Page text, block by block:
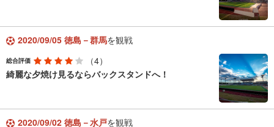
2020/09/05 徳島－群馬を観戦
総合評価
（4）
綺麗な夕焼け見るならバックスタンドへ！
2020/09/02 徳島－水戸を観戦